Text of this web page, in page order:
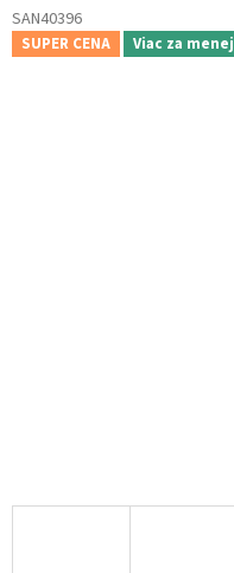
SAN40396
SUPER CENA Viac za menej